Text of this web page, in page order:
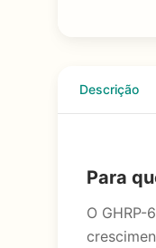
Descrição
Para
O